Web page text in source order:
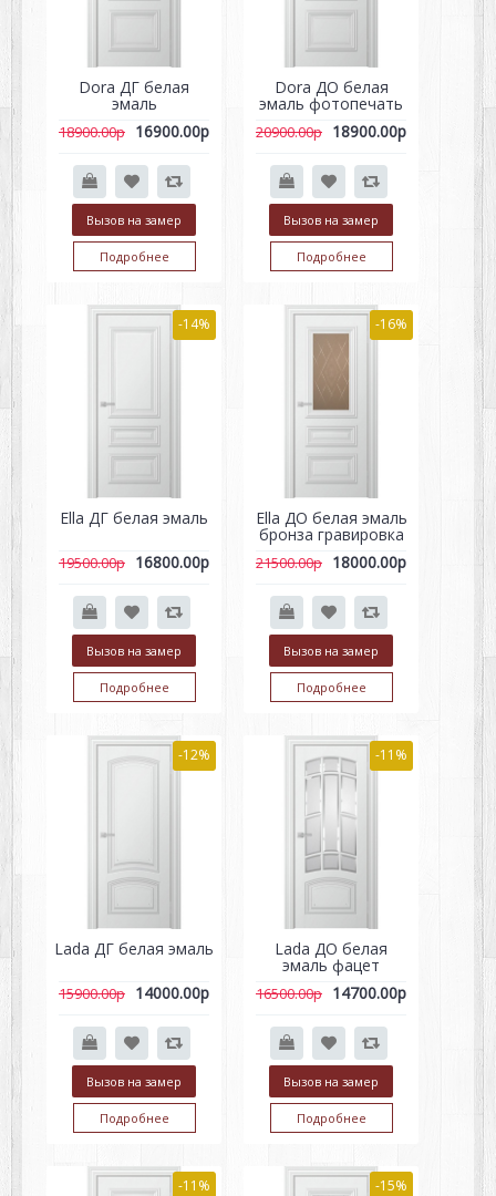
Dora ДГ белая
эмаль
18900.00р 16900.00р
Вызов на замер
Подробнее
Dora ДО белая
эмаль фотопечать
20900.00р 18900.00р
Вызов на замер
Подробнее
-14%
Ella ДГ белая эмаль
19500.00р 16800.00р
Вызов на замер
Подробнее
-16%
Ella ДО белая эмаль
бронза гравировка
21500.00р 18000.00р
Вызов на замер
Подробнее
-12%
Lada ДГ белая эмаль
15900.00р 14000.00р
Вызов на замер
Подробнее
-11%
Lada ДО белая
эмаль фацет
16500.00р 14700.00р
Вызов на замер
Подробнее
-11% -15%